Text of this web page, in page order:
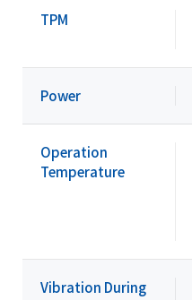
TPM
Power
Operation
Temperature
Vibration During